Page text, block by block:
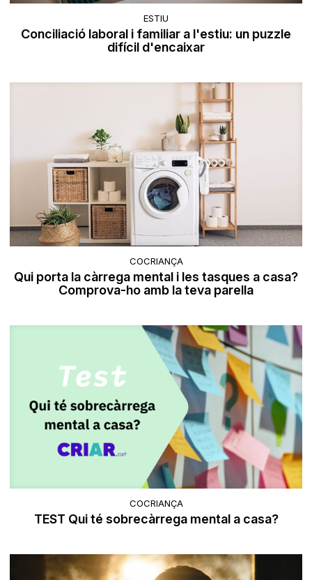
ESTIU
Conciliació laboral i familiar a l'estiu: un puzzle
difícil d'encaixar
COCRIANÇA
Qui porta la càrrega mental i les tasques a casa?
Comprova-ho amb la teva parella
COCRIANÇA
TEST Qui té sobrecàrrega mental a casa?